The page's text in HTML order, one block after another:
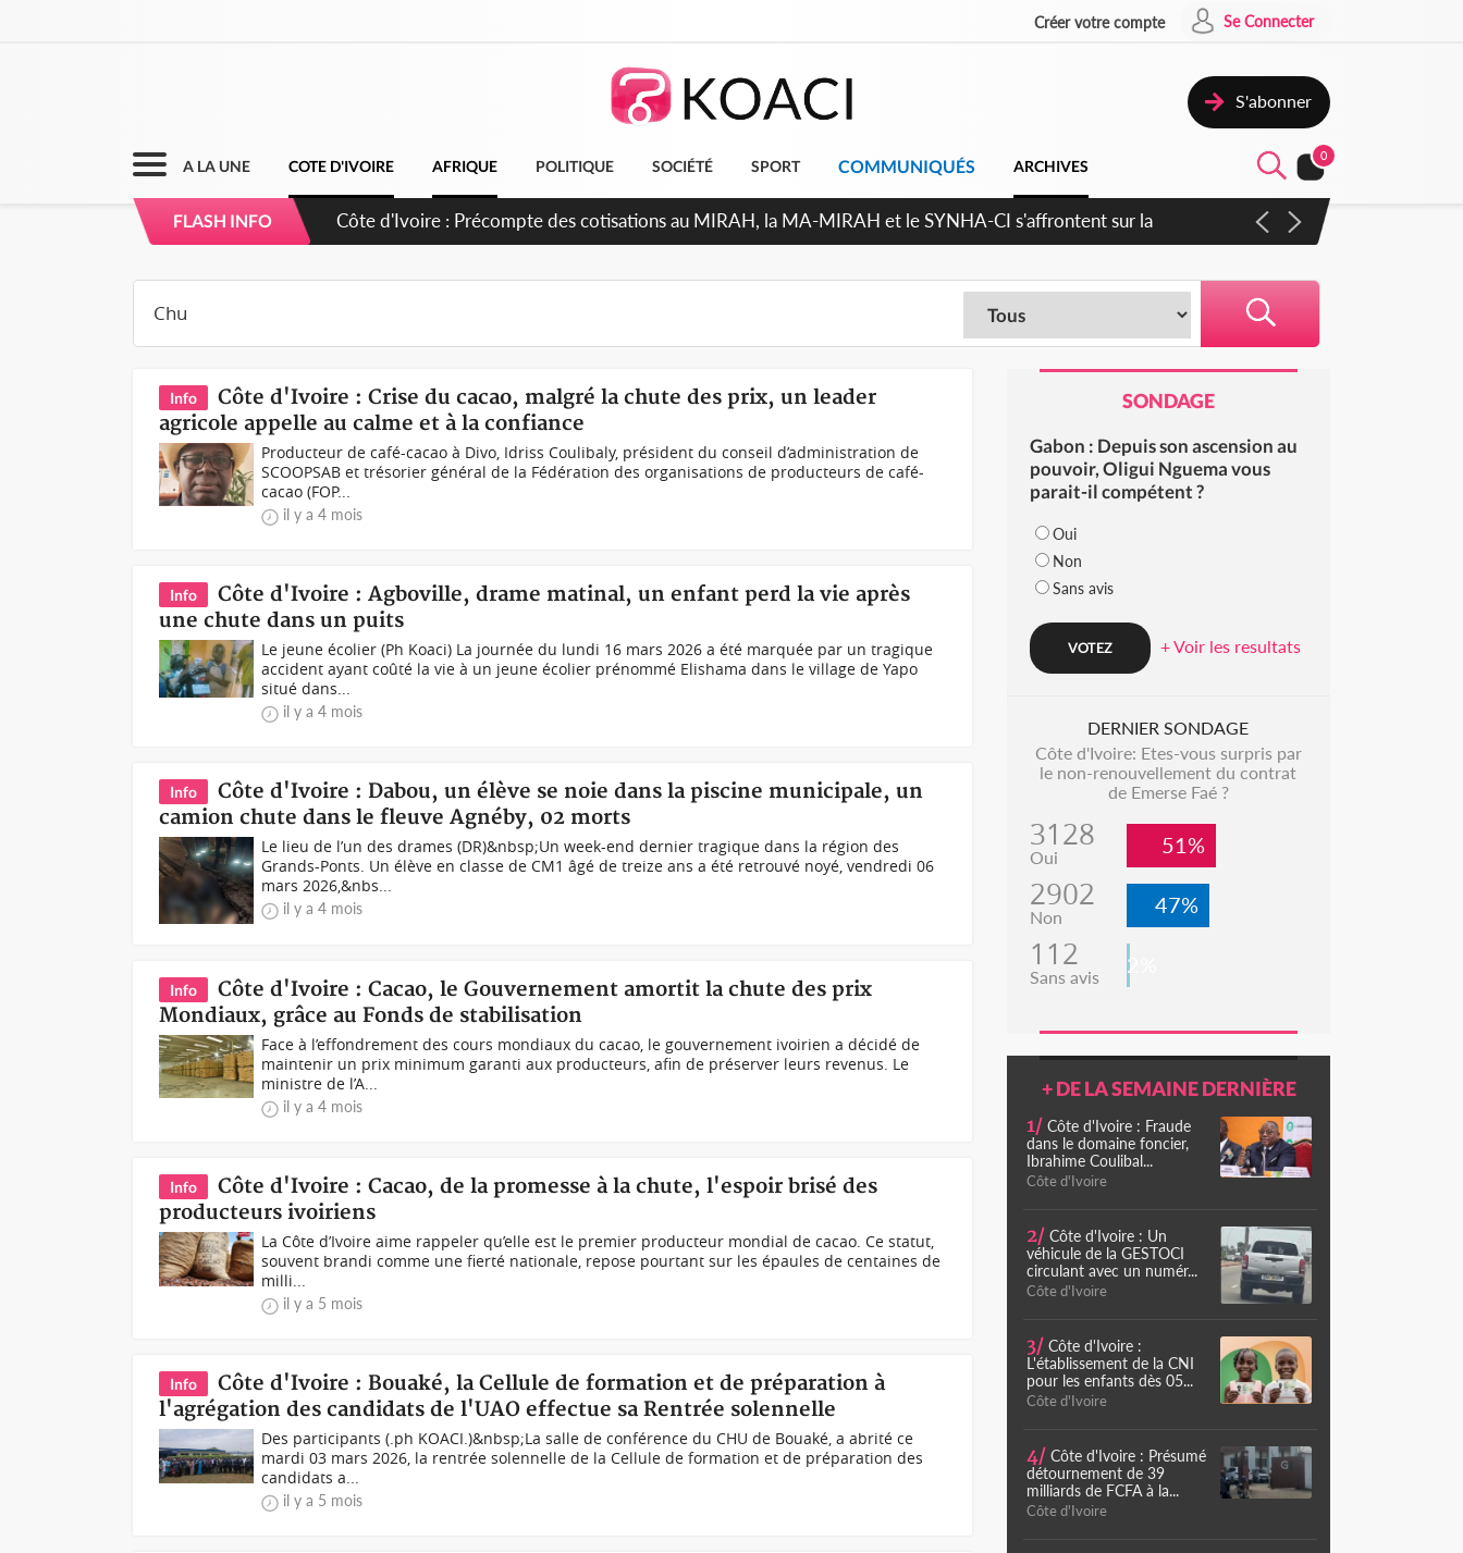
Créer votre compte Se Connecter
S'abonner
A LA UNE COTE D'IVOIRE AFRIQUE POLITIQUE SOCIÉTÉ SPORT COMMUNIQUÉS ARCHIVES
0
FLASH INFO Côte d'Ivoire : Indépendance 2026, Thiam plaide pour un environnement démocratique plus apaisé
Info
Côte d'Ivoire : Crise du cacao, malgré la chute des prix, un leader
agricole appelle au calme et à la confiance
Producteur de café-cacao à Divo, Idriss Coulibaly, président du conseil d’administration de
SCOOPSAB et trésorier général de la Fédération des organisations de producteurs de café-
cacao (FOP...
il y a 4 mois
Info
Côte d'Ivoire : Agboville, drame matinal, un enfant perd la vie après
une chute dans un puits
Le jeune écolier (Ph Koaci) La journée du lundi 16 mars 2026 a été marquée par un tragique
accident ayant coûté la vie à un jeune écolier prénommé Elishama dans le village de Yapo
situé dans...
il y a 4 mois
Info
Côte d'Ivoire : Dabou, un élève se noie dans la piscine municipale, un
camion chute dans le fleuve Agnéby, 02 morts
Le lieu de l’un des drames (DR)&nbsp;Un week-end dernier tragique dans la région des
Grands-Ponts. Un élève en classe de CM1 âgé de treize ans a été retrouvé noyé, vendredi 06
mars 2026,&nbs...
il y a 4 mois
Info
Côte d'Ivoire : Cacao, le Gouvernement amortit la chute des prix
Mondiaux, grâce au Fonds de stabilisation
Face à l’effondrement des cours mondiaux du cacao, le gouvernement ivoirien a décidé de
maintenir un prix minimum garanti aux producteurs, afin de préserver leurs revenus. Le
ministre de l’A...
il y a 4 mois
Info
Côte d'Ivoire : Cacao, de la promesse à la chute, l'espoir brisé des
producteurs ivoiriens
La Côte d’Ivoire aime rappeler qu’elle est le premier producteur mondial de cacao. Ce statut,
souvent brandi comme une fierté nationale, repose pourtant sur les épaules de centaines de
milli...
il y a 5 mois
Info
Côte d'Ivoire : Bouaké, la Cellule de formation et de préparation à
l'agrégation des candidats de l'UAO effectue sa Rentrée solennelle
Des participants (.ph KOACI.)&nbsp;La salle de conférence du CHU de Bouaké, a abrité ce
mardi 03 mars 2026, la rentrée solennelle de la Cellule de formation et de préparation des
candidats a...
il y a 5 mois
SONDAGE
Gabon : Depuis son ascension au
pouvoir, Oligui Nguema vous
parait-il compétent ?
Oui
Non
Sans avis
+ Voir les resultats
DERNIER SONDAGE
Côte d'Ivoire: Etes-vous surpris par
le non-renouvellement du contrat
de Emerse Faé ?
3128
Oui 51%
2902
Non 47%
112
Sans avis 2%
+ DE LA SEMAINE DERNIÈRE
1/ Côte d'Ivoire : Fraude
dans le domaine foncier,
Ibrahime Coulibal...
Côte d'Ivoire
2/ Côte d'Ivoire : Un
véhicule de la GESTOCI
circulant avec un numér...
Côte d'Ivoire
3/ Côte d'Ivoire :
L'établissement de la CNI
pour les enfants dès 05...
Côte d'Ivoire
4/ Côte d'Ivoire : Présumé
détournement de 39
milliards de FCFA à la...
Côte d'Ivoire